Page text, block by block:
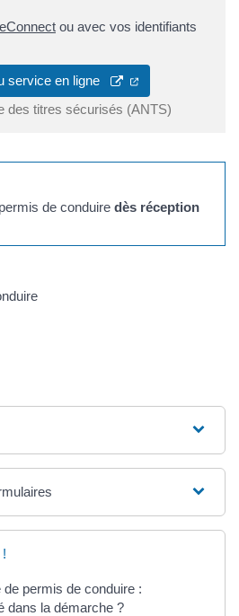
ou avec vos identifiants
service en ligne
des titres sécurisés (ANTS)
de conduiredès réception
de permis de conduire :
dans la démarche ?